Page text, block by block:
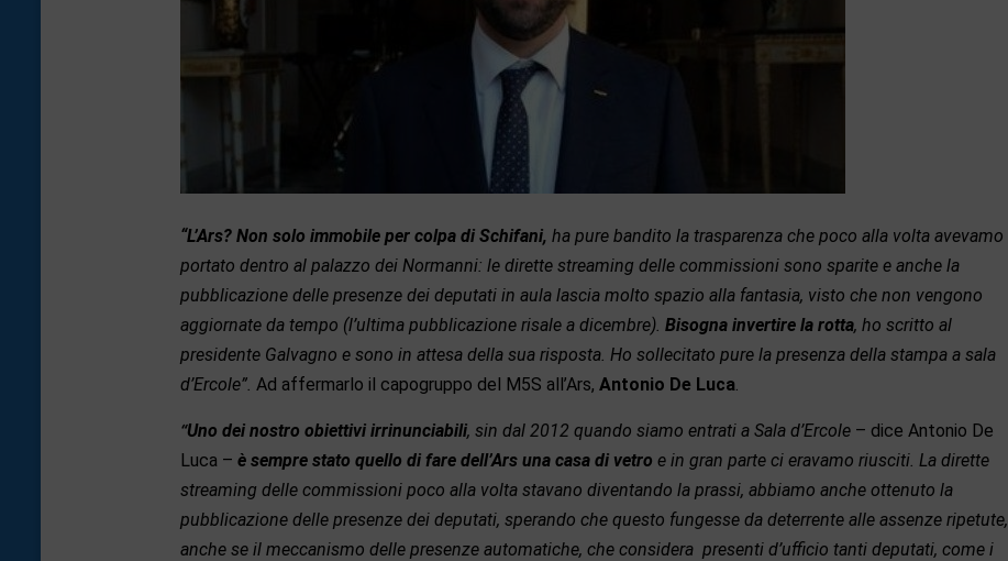
“L’Ars? Non solo immobile per colpa di Schifani, ha pure bandito la trasparenza che poco alla volta avevamo
portato dentro al palazzo dei Normanni: le dirette streaming delle commissioni sono sparite e anche la
pubblicazione delle presenze dei deputati in aula lascia molto spazio alla fantasia, visto che non vengono
aggiornate da tempo (l’ultima pubblicazione risale a dicembre). Bisogna invertire la rotta, ho scritto al
presidente Galvagno e sono in attesa della sua risposta. Ho sollecitato pure la presenza della stampa a sala
d’Ercole”. Ad affermarlo il capogruppo del M5S all’Ars, Antonio De Luca.
“Uno dei nostro obiettivi irrinunciabili, sin dal 2012 quando siamo entrati a Sala d’Ercole – dice Antonio De
Luca – è sempre stato quello di fare dell’Ars una casa di vetro e in gran parte ci eravamo riusciti. La dirette
streaming delle commissioni poco alla volta stavano diventando la prassi, abbiamo anche ottenuto la
pubblicazione delle presenze dei deputati, sperando che questo fungesse da deterrente alle assenze ripetute,
anche se il meccanismo delle presenze automatiche, che considera presenti d’ufficio tanti deputati, come i